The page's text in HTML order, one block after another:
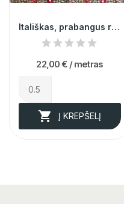
Itališkas, prabangus rudas siuvinėtas batistas...
22,00 € / metras
 Į KREPŠELĮ